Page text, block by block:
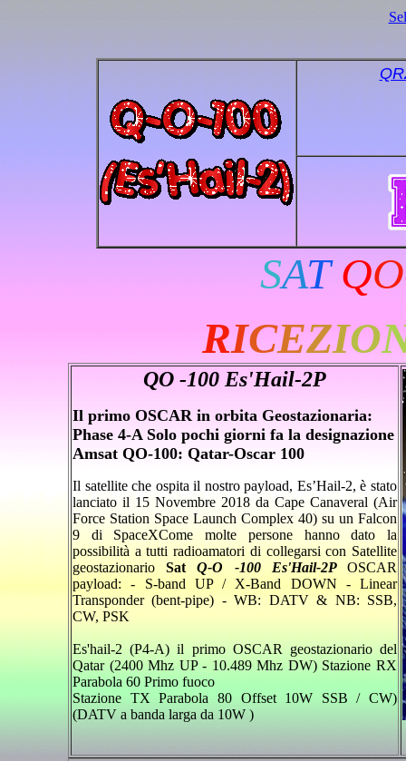
SAT QO
RICEZIO
QO -100 Es'Hail-2P
Il primo OSCAR in orbita Geostazionaria:
Phase 4-A Solo pochi giorni fa la designazione
Amsat QO-100: Qatar-Oscar 100
Il satellite che ospita il nostro payload, Es’Hail-2, è stato
lanciato il 15 Novembre 2018 da Cape Canaveral (Air
Force Station Space Launch Complex 40) su un Falcon
9 di SpaceXCome molte persone hanno dato la
possibilità a tutti radioamatori di collegarsi con Satellite
geostazionarioSatQ-O -100 Es'Hail-2POSCAR
payload: - S-band UP / X-Band DOWN - Linear
Transponder (bent-pipe) - WB: DATV & NB: SSB,
CW, PSK
Es'hail-2 (P4-A) il primo OSCAR geostazionario del
Qatar (2400 Mhz UP - 10.489 Mhz DW) Stazione RX
Parabola 60 Primo fuoco
Stazione TX Parabola 80 Offset 10W SSB / CW)
(DATV a banda larga da 10W )